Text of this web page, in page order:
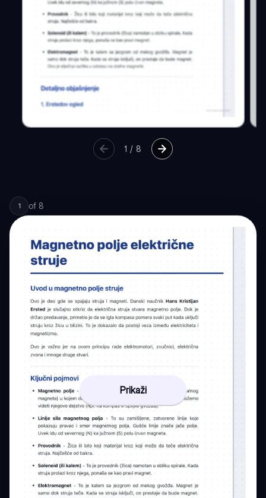
1 / 8
1 of 8
Prikaži